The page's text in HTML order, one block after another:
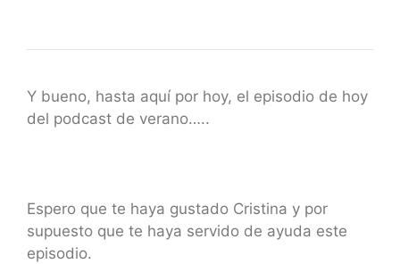
Y bueno, hasta aquí por hoy, el episodio de hoy
del podcast de verano…..
Espero que te haya gustado Cristina y por
supuesto que te haya servido de ayuda este
episodio.